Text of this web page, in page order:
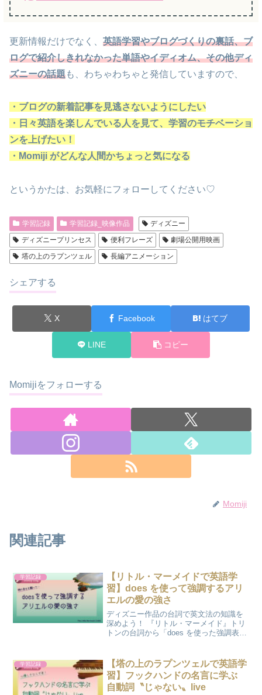
更新情報だけでなく、 英語学習やブログづくりの裏話、ブ
ログで紹介しきれなかった単語やイディオム、その他ディ
ズニーの話題も、わちゃわちゃと発信していますので、
・ブログの新着記事を見逃さないようにしたい
・日々英語を楽しんでいる人を見て、学習のモチベーショ
ンを上げたい！
・Momiji がどんな人間かちょっと気になる
というかたは、お気軽にフォローしてください♡
学習記録 学習記録_映像作品
ディズニー
ディズニープリンセス
便利フレーズ
劇場公開用映画
塔の上のラプンツェル
長編アニメーション
シェアする
X Facebook はてブ
LINE コピー
Momijiをフォローする
Momiji
関連記事
学習記録
【リトル・マーメイドで英語学
習】does を使って強調するアリ
エルの愛の強さ
ディズニー作品の台詞で英文法の知識を
深めよう！ 『リトル・マーメイド』トリ
トンの台詞から「does を使った強調表
学習記録
【塔の上のラプンツェルで英語学
習】フックハンドの名言に学ぶ
自動詞〝じゃない〟live